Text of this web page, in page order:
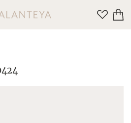
или артикул товара